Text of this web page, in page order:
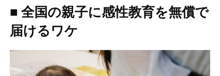
■ 全国の親子に感性教育を無償で
届けるワケ